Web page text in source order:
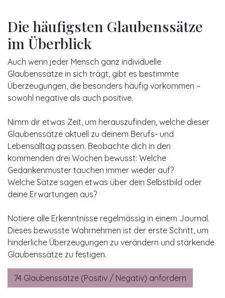
Die häufigsten Glaubenssätze
im Überblick
Auch wenn jeder Mensch ganz individuelle
Glaubenssätze in sich trägt, gibt es bestimmte
Überzeugungen, die besonders häufig vorkommen –
sowohl negative als auch positive.
Nimm dir etwas Zeit, um herauszufinden, welche dieser
Glaubenssätze aktuell zu deinem Berufs- und
Lebensalltag passen. Beobachte dich in den
kommenden drei Wochen bewusst: Welche
Gedankenmuster tauchen immer wieder auf?
Welche Sätze sagen etwas über dein Selbstbild oder
deine Erwartungen aus?
Notiere alle Erkenntnisse regelmässig in einem Journal.
Dieses bewusste Wahrnehmen ist der erste Schritt, um
hinderliche Überzeugungen zu verändern und stärkende
Glaubenssätze zu festigen.
74 Glaubenssätze (Positiv / Negativ) anfordern